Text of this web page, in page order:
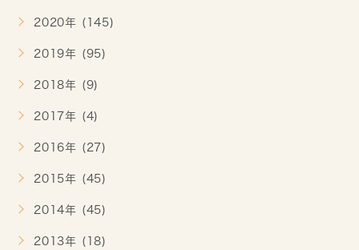
2020年 (145)
2019年 (95)
2018年 (9)
2017年 (4)
2016年 (27)
2015年 (45)
2014年 (45)
2013年 (18)